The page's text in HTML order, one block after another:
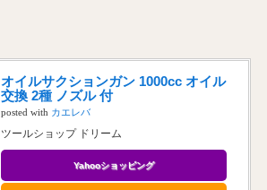
オイルサクションガン 1000cc オイル
交換 2種 ノズル 付
posted with カエレバ
ツールショップ ドリーム
Yahooショッピング